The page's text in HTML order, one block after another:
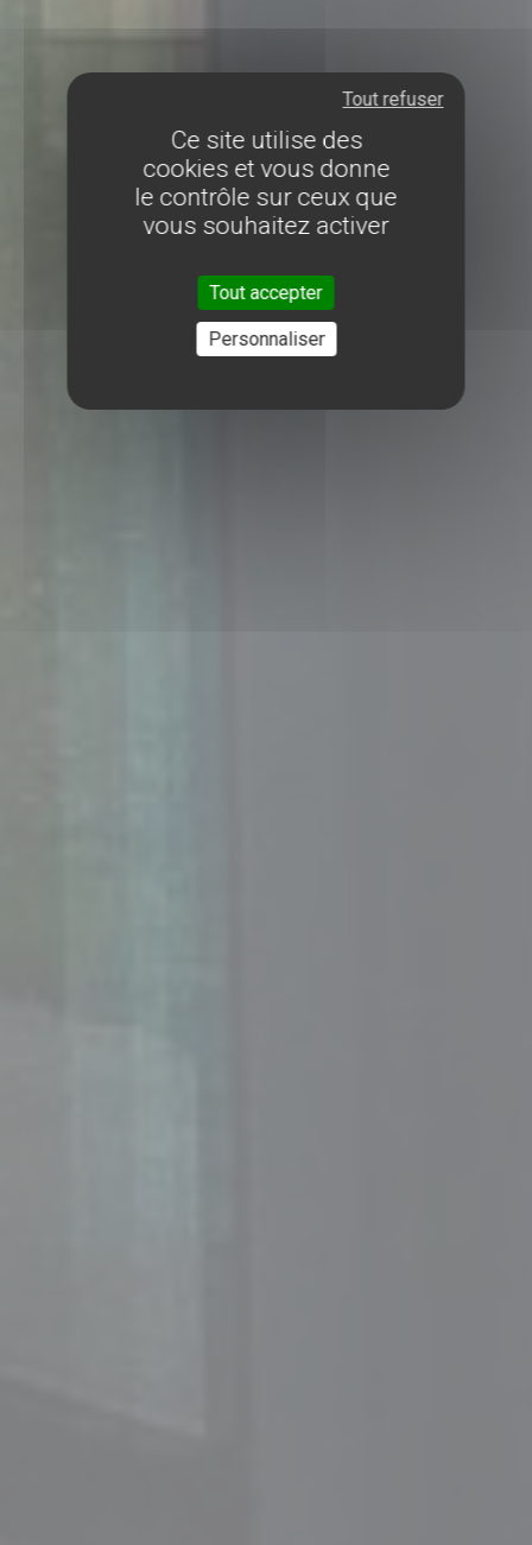
Ce site utilise des
cookies et vous donne
le contrôle sur ceux que
vous souhaitez activer
Tout accepter
Tout refuser
Personnaliser